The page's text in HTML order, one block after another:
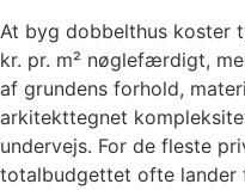
At byg dobbelthus koster
kr. pr. m² nøglefærdigt,
af grundens forhold,
arkitekttegnet
undervejs. For de fleste
totalbudgettet ofte lander